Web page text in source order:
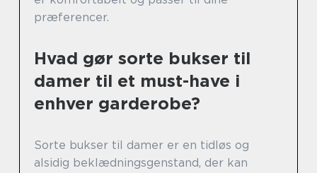
præferencer.
Hvad gør sorte bukser til
damer til et must-have i
enhver garderobe?
Sorte bukser til damer er en tidløs og
alsidig beklædningsgenstand, der kan